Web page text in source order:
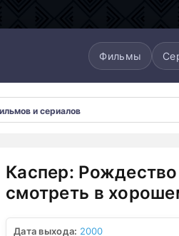
Фильмы
Каспер:
смотреть в
Дата выхода: 2000